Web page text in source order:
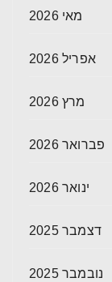
מאי 2026
אפריל 2026
מרץ 2026
פברואר 2026
ינואר 2026
דצמבר 2025
נובמבר 2025